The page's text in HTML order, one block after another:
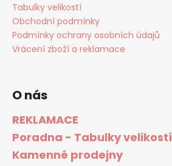
Tabulky velikostí
Obchodní podmínky
Podmínky ochrany osobních údajů
Vrácení zboží a reklamace
O nás
REKLAMACE
Poradna - Tabulky velikostí
Kamenné prodejny